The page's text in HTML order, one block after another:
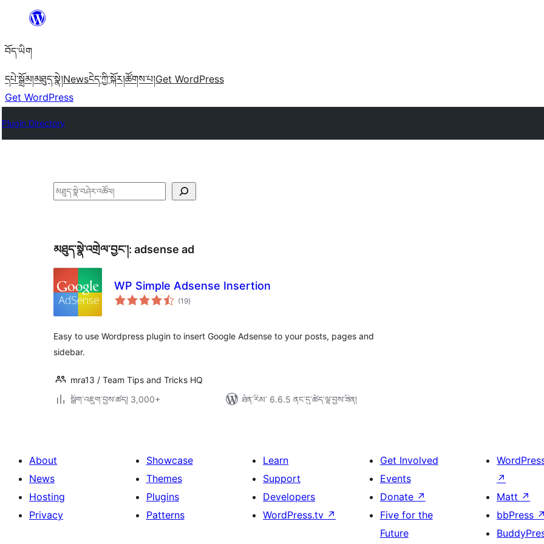
content
བོད་ཡིག
དཔེ་སྒྲོམ།མཐུད་སྣེ།Newsངེད་ཀྱི་སྐོར།ཚོགས་པ།Get WordPress
Get WordPress
Plugin Directory
བཤེར་
མཐུད་སྣེ་འགྲེལ་བྱང་།: adsense ad
WP Simple Adsense Insertion
(19གདེང་
འཇོག་
)
Easy to use Wordpress plugin to insert Google Adsense to your posts, pages and
sidebar.
mra13 / Team Tips and Tricks HQ
སྒྲིག་འཇུག་བྱས་ཚད། 3,000+
ཐོན་རིམ་ 6.6.5 ནང་དུ་ཚོད་ལྟ་བྱས་ཟིན།
About
News
Hosting
Privacy
Showcase
Themes
Plugins
Patterns
Learn
Support
Developers
WordPress.tv ↗
Get Involved
Events
Donate ↗
Five for the
Future
↗
Matt ↗
bbPress ↗